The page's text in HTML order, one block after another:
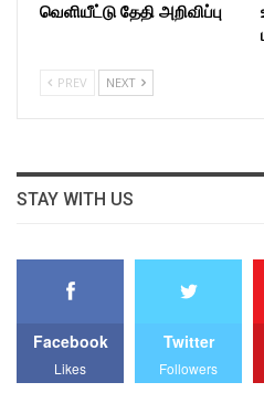
வெளியீட்டு தேதி அறிவிப்பு
PREV NEXT
STAY WITH US
Facebook
Likes
Twitter
Followers